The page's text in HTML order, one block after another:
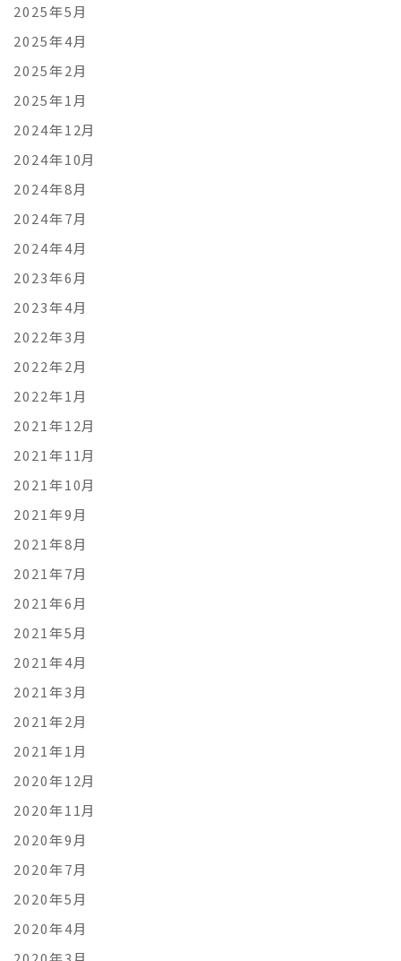
2025年5月
2025年4月
2025年2月
2025年1月
2024年12月
2024年10月
2024年8月
2024年7月
2024年4月
2023年6月
2023年4月
2022年3月
2022年2月
2022年1月
2021年12月
2021年11月
2021年10月
2021年9月
2021年8月
2021年7月
2021年6月
2021年5月
2021年4月
2021年3月
2021年2月
2021年1月
2020年12月
2020年11月
2020年9月
2020年7月
2020年5月
2020年4月